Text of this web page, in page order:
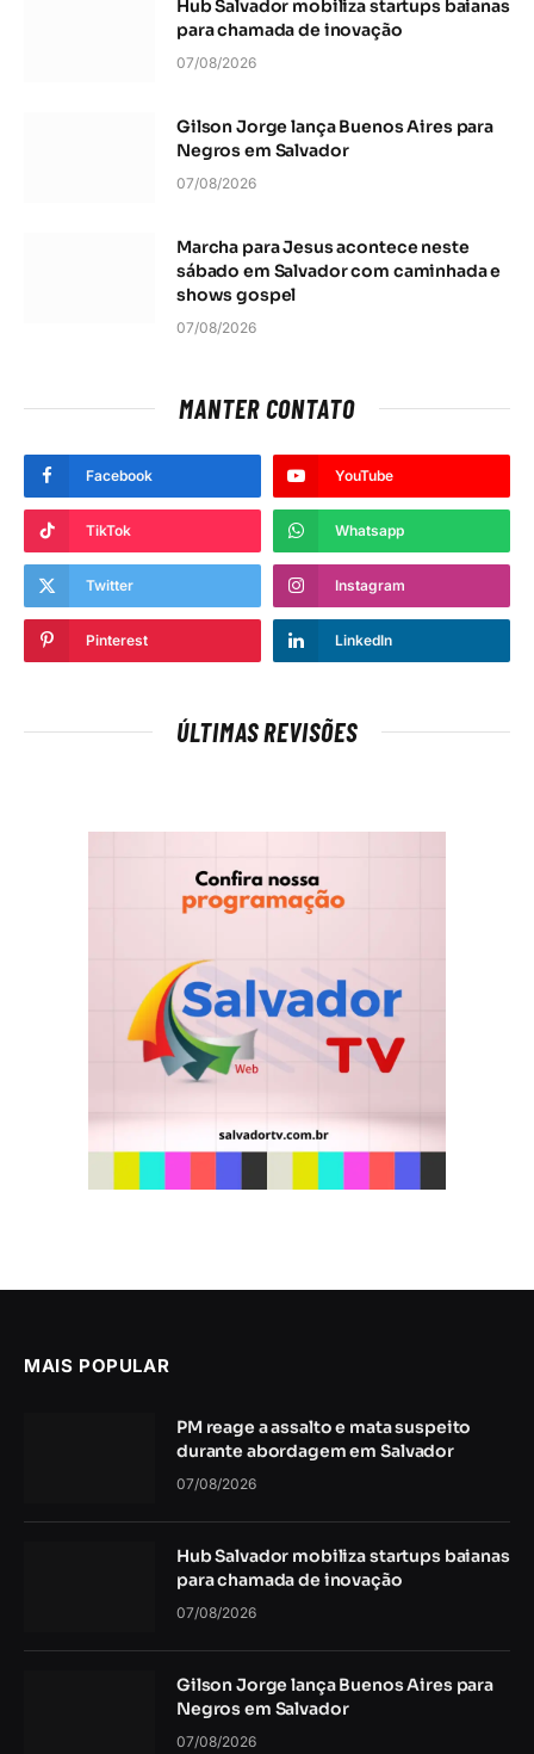
Hub Salvador mobiliza startups baianas
para chamada de inovação
07/08/2026
Gilson Jorge lança Buenos Aires para
Negros em Salvador
07/08/2026
Marcha para Jesus acontece neste
sábado em Salvador com caminhada e
shows gospel
07/08/2026
MANTER CONTATO
Facebook YouTube
TikTok Whatsapp
Twitter Instagram
Pinterest LinkedIn
ÚLTIMAS REVISÕES
MAIS POPULAR
PM reage a assalto e mata suspeito
durante abordagem em Salvador
07/08/2026
Hub Salvador mobiliza startups baianas
para chamada de inovação
07/08/2026
Gilson Jorge lança Buenos Aires para
Negros em Salvador
07/08/2026